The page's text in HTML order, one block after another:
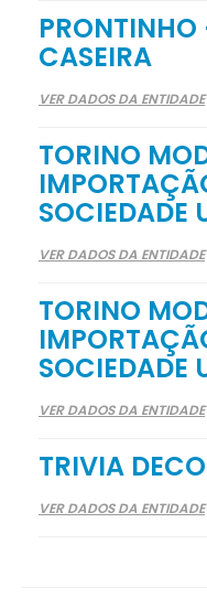
CASEIRA
VER DADOS DA ENTIDADE
TORINO
SOCIEDADE
VER DADOS DA ENTIDADE
TORINO
SOCIEDADE
VER DADOS DA ENTIDADE
TRIVIA
VER DADOS DA ENTIDADE